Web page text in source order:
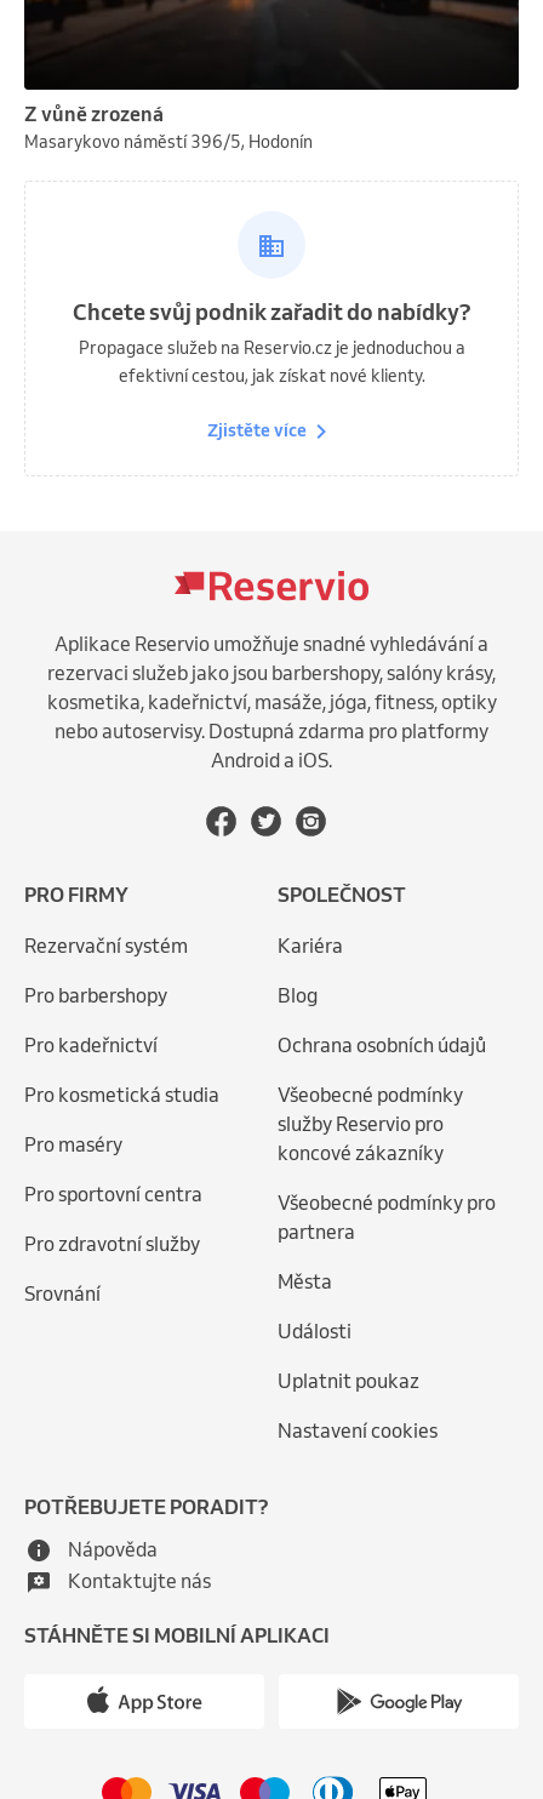
Z vůně zrozená
Masarykovo náměstí 396/5, Hodonín
Chcete svůj podnik zařadit do nabídky?
Propagace služeb na Reservio.cz je jednoduchou a
efektivní cestou, jak získat nové klienty.
Zjistěte více
Aplikace Reservio umožňuje snadné vyhledávání a
rezervaci služeb jako jsou barbershopy, salóny krásy,
kosmetika, kadeřnictví, masáže, jóga, fitness, optiky
nebo autoservisy. Dostupná zdarma pro platformy
Android a iOS.
PRO FIRMY
Rezervační systém
Pro barbershopy
Pro kadeřnictví
Pro kosmetická studia
Pro maséry
Pro sportovní centra
Pro zdravotní služby
Srovnání
SPOLEČNOST
Kariéra
Blog
Ochrana osobních údajů
Všeobecné podmínky
služby Reservio pro
koncové zákazníky
Všeobecné podmínky pro
partnera
Města
Události
Uplatnit poukaz
Nastavení cookies
POTŘEBUJETE PORADIT?
Nápověda
Kontaktujte nás
STÁHNĚTE SI MOBILNÍ APLIKACI